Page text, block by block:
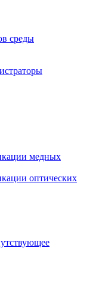
среды
медных
оптических